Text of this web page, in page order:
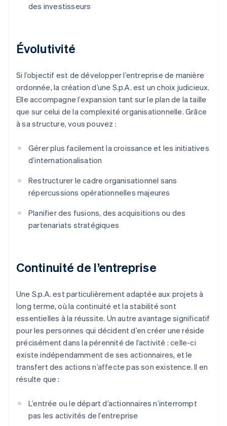
des investisseurs
Évolutivité
Si l’objectif est de développer l’entreprise de manière
ordonnée, la création d’une S.p.A. est un choix judicieux.
Elle accompagne l’expansion tant sur le plan de la taille
que sur celui de la complexité organisationnelle. Grâce
à sa structure, vous pouvez :
Gérer plus facilement la croissance et les initiatives
d’internationalisation
Restructurer le cadre organisationnel sans
répercussions opérationnelles majeures
Planifier des fusions, des acquisitions ou des
partenariats stratégiques
Continuité de l’entreprise
Une S.p.A. est particulièrement adaptée aux projets à
long terme, où la continuité et la stabilité sont
essentielles à la réussite. Un autre avantage significatif
pour les personnes qui décident d’en créer une réside
précisément dans la pérennité de l’activité : celle-ci
existe indépendamment de ses actionnaires, et le
transfert des actions n’affecte pas son existence. Il en
résulte que :
L’entrée ou le départ d’actionnaires n’interrompt
pas les activités de l’entreprise